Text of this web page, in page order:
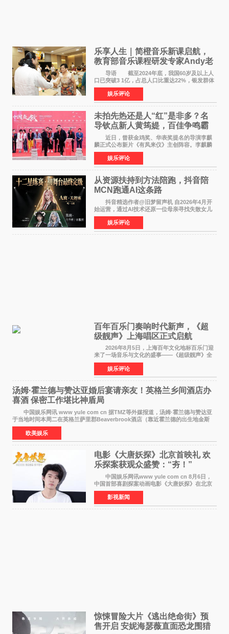
乐享人生｜简橙音乐新课启航，
教育部音乐课程研发专家Andy老
师重磅入驻领航银龄琴声
导语 截至2024年底，我国60岁及以上人
口已突破3 1亿，占总人口比重达22%，银发群体
的精神文化需求日益凸显。2024年1月，国务院办
公厅印发《关于发展银发经济增进老年人福祉的
意见》——这是
娱乐评论
未拍先热还是人“红”是非多？名
导钦点新人黄筠媞，百佳争鸣霸
气回应
近日，曾获金鸡奖、华表奖提名的导演李麒
麟正式公布新片《有凤来仪》主创阵容。李麒麟
早年凭电影《华容道》获得金鸡奖、华表奖提
名，此后长期参与国内外电影制作，其担任制片
人参与的作品亦曾
娱乐评论
从资源扶持到方法陪跑，抖音陪
MCN跑通AI这条路
抖音精选作者@旧梦留声机 自2026年4月开
始运营，通过AI技术还原一位母亲寻找失散女儿
的故事，凭借强情感表达获得大量用户关注，发
布仅21小时便获得超1亿曝光、超1000万互动。
此后，账号持续沿
娱乐评论
百年百乐门奏响时代新声，《超
级靓声》上海唱区正式启航
2026年8月5日，上海百年文化地标百乐门迎
来了一场音乐与文化的盛事——《超级靓声》全
国励志音乐公益节目上海唱区新闻发布会暨启动
仪式在此隆重举行。各界领导、嘉宾与媒体朋友
齐聚一堂，共同
娱乐评论
汤姆·霍兰德与赞达亚婚后宴请亲友！英格兰乡间酒店办
喜酒 保密工作堪比神盾局
中国娱乐网讯 www yule com cn 据TMZ等外媒报道，汤姆·霍兰德与赞达亚
于当地时间本周二在英格兰萨里郡Beaverbrook酒店（靠近霍兰德的出生地金斯
顿）举办婚宴，邀请家人与朋友们喝喜酒，庆祝
欧美娱乐
电影《大唐妖探》北京首映礼 欢
乐探案获观众盛赞：“夯！”
中国娱乐网讯www yule com cn 8月6日，
中国首部喜剧探案动画电影《大唐妖探》在北京
举办电影首映礼。导演程腾、联合导演黄珉、总
制片人曹紫建、制片人李莹莹，配音导演张喆，
对白指导程寅，领
影视新闻
惊悚冒险大片《逃出绝命街》预
售开启 安妮海瑟薇直面恐龙围猎